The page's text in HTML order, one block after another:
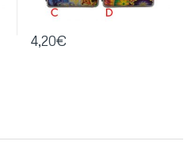
4,20€